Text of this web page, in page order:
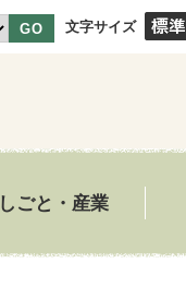
GO 文字サイズ
しごと・産業